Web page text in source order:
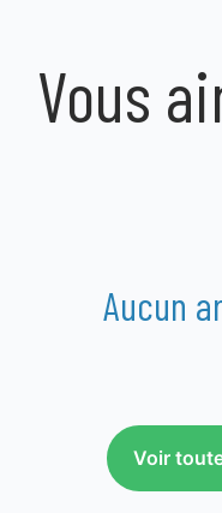
Vous
Aucun
Voir